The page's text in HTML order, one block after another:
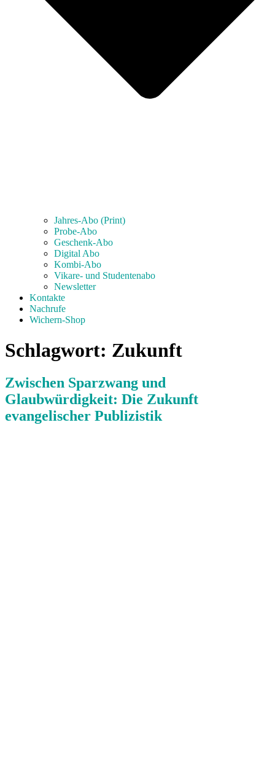
Jahres-Abo (Print)
Probe-Abo
Geschenk-Abo
Digital Abo
Kombi-Abo
Vikare- und Studentenabo
Newsletter
Kontakte
Nachrufe
Wichern-Shop
Schlagwort: Zukunft
Zwischen Sparzwang und
Glaubwürdigkeit: Die Zukunft
evangelischer Publizistik